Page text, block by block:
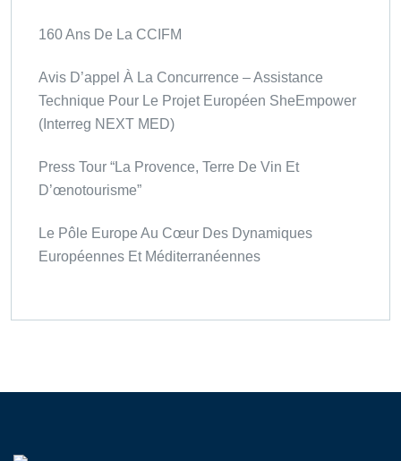
160 Ans De La CCIFM
Avis D’appel À La Concurrence – Assistance
Technique Pour Le Projet Européen SheEmpower
(Interreg NEXT MED)
Press Tour “La Provence, Terre De Vin Et
D’œnotourisme”
Le Pôle Europe Au Cœur Des Dynamiques
Européennes Et Méditerranéennes